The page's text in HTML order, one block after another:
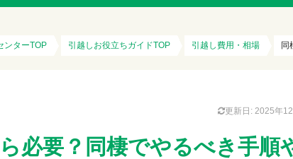
ンターTOP 引越しお役立ちガイドTOP 引越し費用・相場 同
更新日: 2025年
必要？同棲でやるべき手順